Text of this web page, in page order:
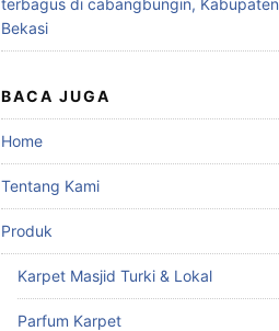
terbagus di cabangbungin, Kabupaten
Bekasi
BACA JUGA
Home
Tentang Kami
Produk
Karpet Masjid Turki & Lokal
Parfum Karpet